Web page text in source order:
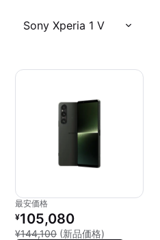
Sony Xperia 1 V
最安価格
リファービッシュ品の価格：
¥105,080
¥144,100 (新品価格)